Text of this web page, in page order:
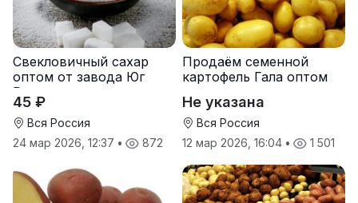
Свекловичный сахар
оптом от завода Юг
Руси
45 ₽
Вся Россия
24 мар 2026, 12:37 • 872
Продаём семенной
картофель Гала оптом
Не указана
Вся Россия
12 мар 2026, 16:04 • 1 501